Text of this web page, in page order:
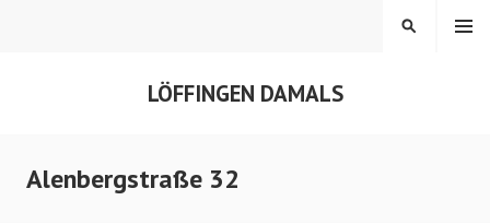
LÖFFINGEN DAMALS
MENÜ
SUCHEN
Alenbergstraße 32